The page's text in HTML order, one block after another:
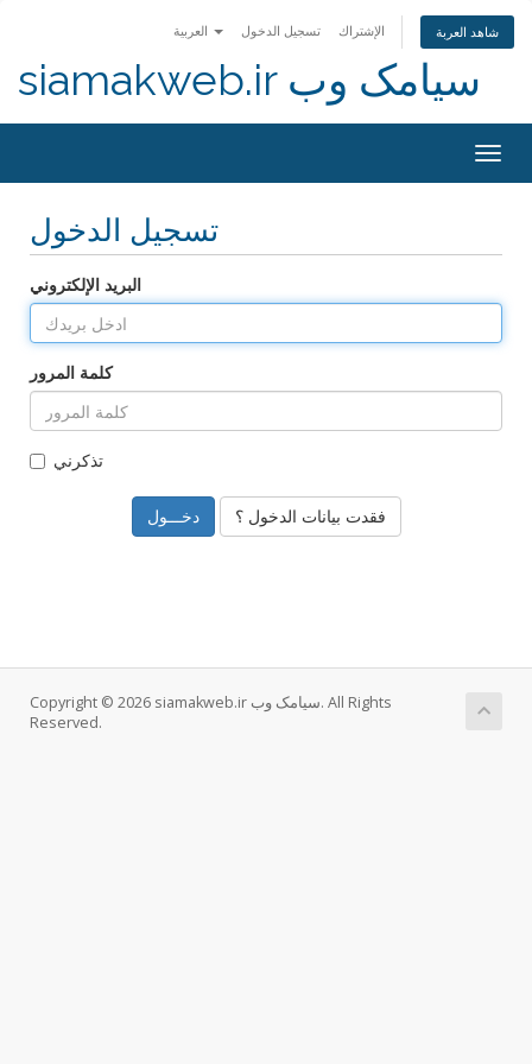
تسجيل الدخول الإشتراك شاهد العربة
siamakweb.ir سیامک وب
تسجيل الدخول
البريد الإلكتروني
كلمة المرور
تذكرني
فقدت بيانات الدخول ؟
Copyright © 2026 siamakweb.ir سیامک وب. All Rights
Reserved.